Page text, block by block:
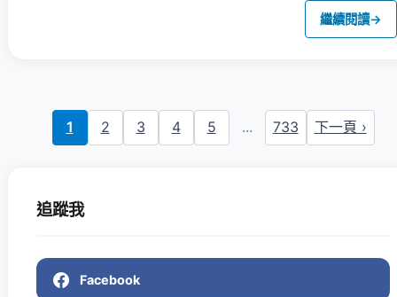
繼續閱讀→
1 2 3 4 5 ... 733 下一頁 ›
追蹤我
Facebook